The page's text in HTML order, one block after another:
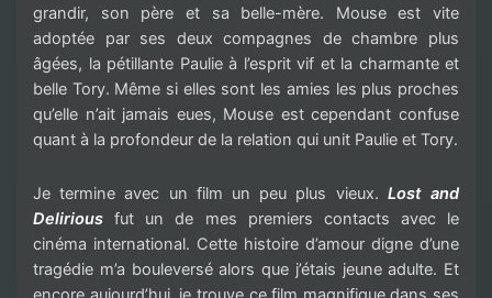
grandir, son père et sa belle-mère. Mouse est vite
adoptée par ses deux compagnes de chambre plus
âgées, la pétillante Paulie à l’esprit vif et la charmante et
belle Tory. Même si elles sont les amies les plus proches
qu’elle n’ait jamais eues, Mouse est cependant confuse
quant à la profondeur de la relation qui unit Paulie et Tory.
Je termine avec un film un peu plus vieux. Lost and
Delirious fut un de mes premiers contacts avec le
cinéma international. Cette histoire d’amour digne d’une
tragédie m’a bouleversé alors que j’étais jeune adulte. Et